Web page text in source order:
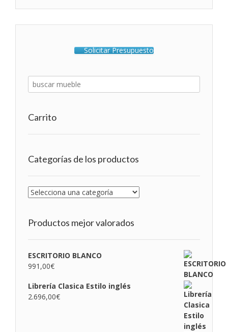
Solicitar Presupuesto
Carrito
Categorías de los productos
Productos mejor valorados
ESCRITORIO BLANCO
991,00€
Librería Clasica Estilo inglés
2.696,00€